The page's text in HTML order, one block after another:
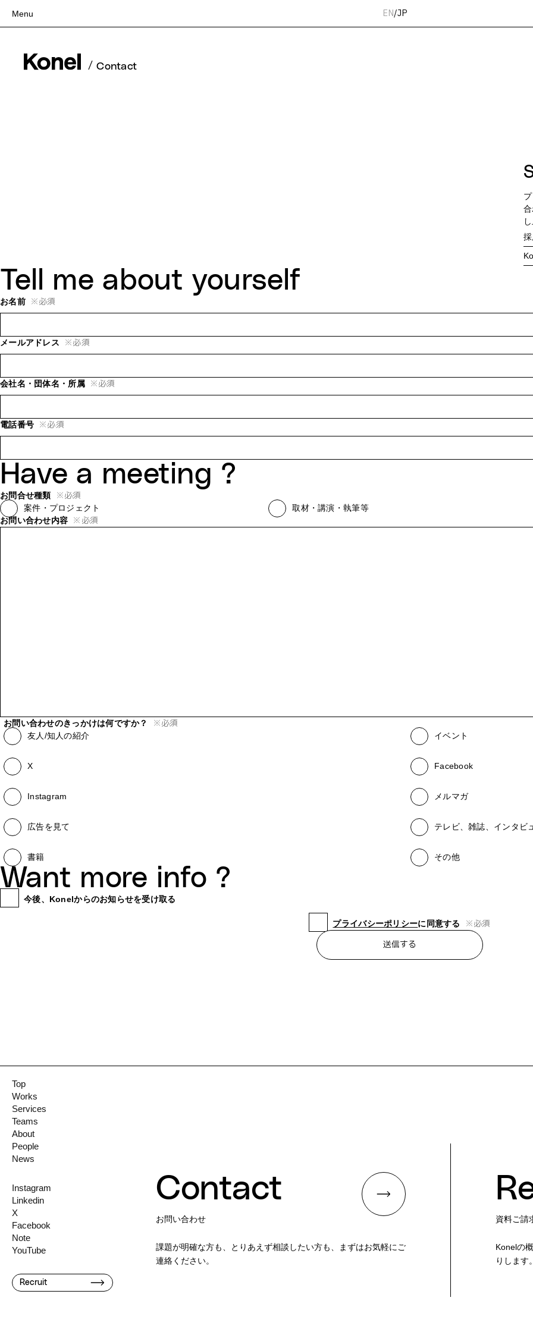
Menu EN/JP
Works
/ Contact
Tell me about yourself
お名前 ※必須
メールアドレス ※必須
会社名・団体名・所属 ※必須
電話番号 ※必須
Have a meeting ?
お問合せ種類 ※必須
案件・プロジェクト
取材・講演・執筆等
お問い合わせ内容
※必須
お問い合わせのきっかけは何ですか？ ※必須
友人/知人の紹介 イベント
X Facebook
Instagram メルマガ
広告を見て テレビ、雑誌、インタビ
書籍 その他
Want more info ?
今後、Konelからのお知らせを受け取る
プライバシーポリシーに同意する ※必須
送信する
Top
Works
Services
Teams
About
People
News
Instagram
Linkedin
X
Facebook
Note
YouTube
Recruit
Contact
お問い合わせ
課題が明確な方も、とりあえず相談したい方も、まずはお気軽にご
連絡ください。
資料ご請
Konelの
りします